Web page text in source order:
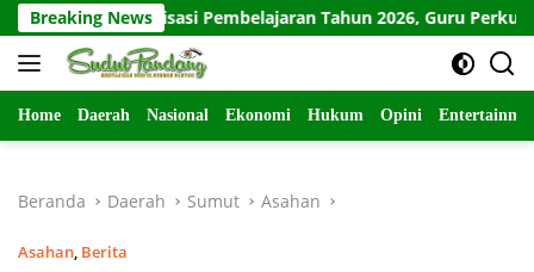
Langsung
ke
konten
Breaking News
Pembelajaran Tahun 2026, Guru Perkuat Kompetensi
Home Daerah Nasional Ekonomi Hukum Opini
Beranda Daerah Sumut Asahan
Asahan, Berita